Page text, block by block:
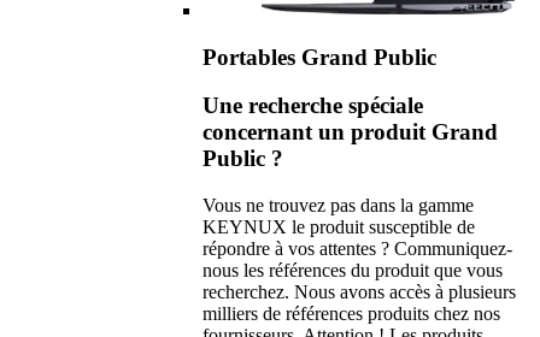
Portables Grand Public
Une recherche spéciale
concernant un produit Grand
Public ?
Vous ne trouvez pas dans la gamme
KEYNUX le produit susceptible de
répondre à vos attentes ? Communiquez-
nous les références du produit que vous
recherchez. Nous avons accès à plusieurs
milliers de références produits chez nos